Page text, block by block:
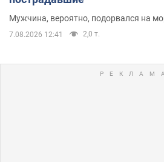
Мужчина, вероятно, подорвался на
7.08.2026 12:41 2,0 т.